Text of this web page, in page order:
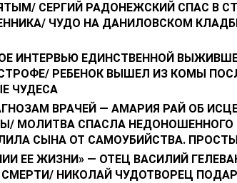
СЕРГИЙ РАДОНЕЖСКИЙ СПАС В
ЧУДО НА ДАНИЛОВСКОМ
ИНТЕРВЬЮ ЕДИНСТВЕННОЙ
РЕБЕНОК ВЫШЕЛ ИЗ КОМЫ
ЧУДЕСА
ВРАЧЕЙ — АМАРИЯ РАЙ ОБ
МОЛИТВА СПАСЛА НЕДОНОШЕННОГО
СЫНА ОТ САМОУБИЙСТВА.
ЕЕ ЖИЗНИ» — ОТЕЦ ВАСИЛИЙ
НИКОЛАЙ ЧУДОТВОРЕЦ